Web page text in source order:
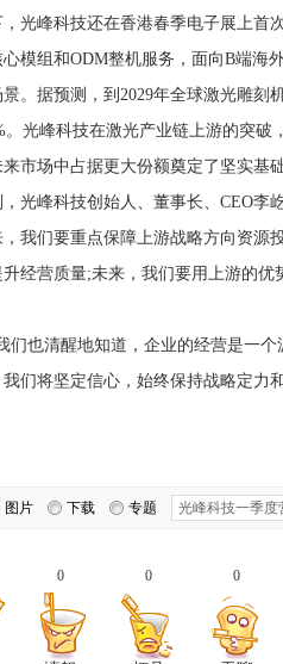
峰科技还在香港春季电子展上首
模组和ODM整机服务，面向B端海
。据预测，到2029年全球激光雕刻
。光峰科技在激光产业链上游的突破
市场中占据更大份额奠定了坚实基
峰科技创始人、董事长、CEO李
我们要重点保障上游战略方向资源
经营质量;未来，我们要用上游的优
也清醒地知道，企业的经营是一个
们将坚定信心，始终保持战略定力
图片 下载 专题
0 0 0